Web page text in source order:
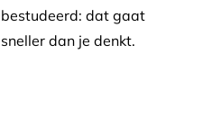
bestudeerd: dat gaat
sneller dan je denkt.